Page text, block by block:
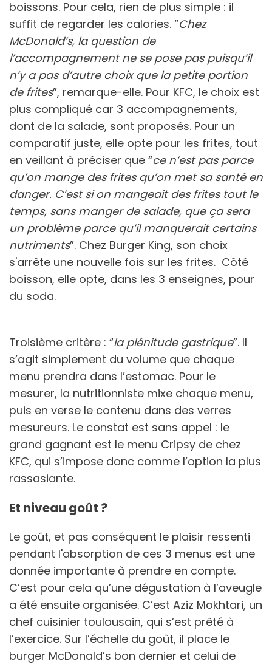
boissons. Pour cela, rien de plus simple : il
suffit de regarder les calories. “Chez
McDonald’s, la question de
l’accompagnement ne se pose pas puisqu’il
n’y a pas d’autre choix que la petite portion
de frites”, remarque-elle. Pour KFC, le choix est
plus compliqué car 3 accompagnements,
dont de la salade, sont proposés. Pour un
comparatif juste, elle opte pour les frites, tout
en veillant à préciser que “ce n’est pas parce
qu’on mange des frites qu’on met sa santé en
danger. C’est si on mangeait des frites tout le
temps, sans manger de salade, que ça sera
un problème parce qu’il manquerait certains
nutriments”. Chez Burger King, son choix
s'arrête une nouvelle fois sur les frites. Côté
boisson, elle opte, dans les 3 enseignes, pour
du soda.
Troisième critère : “la plénitude gastrique”. Il
s’agit simplement du volume que chaque
menu prendra dans l’estomac. Pour le
mesurer, la nutritionniste mixe chaque menu,
puis en verse le contenu dans des verres
mesureurs. Le constat est sans appel : le
grand gagnant est le menu Cripsy de chez
KFC, qui s’impose donc comme l’option la plus
rassasiante.
Et niveau goût ?
Le goût, et pas conséquent le plaisir ressenti
pendant l'absorption de ces 3 menus est une
donnée importante à prendre en compte.
C’est pour cela qu’une dégustation à l’aveugle
a été ensuite organisée. C’est Aziz Mokhtari, un
chef cuisinier toulousain, qui s’est prêté à
l’exercice. Sur l’échelle du goût, il place le
burger McDonald’s bon dernier et celui de